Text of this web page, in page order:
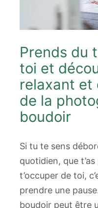
Prends du
toi et
relaxant et
de la
boudoir
Si tu te sens
quotidien, que
t’occuper de toi,
prendre une
boudoir peut être